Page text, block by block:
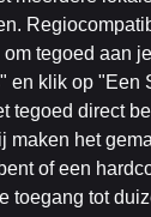
tegoed aan
en klik op
direct
maken het
of een
toegang tot